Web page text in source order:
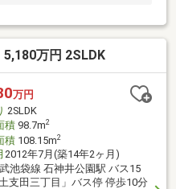
万円 2SLDK
万円
2SLDK
積98.7m2
積108.15m2
2012年7月(築14年2ヶ月)
池袋線 石神井公園駅 バス15
支田三丁目」バス停 停歩10分